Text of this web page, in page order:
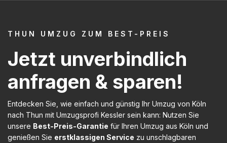
THUN UMZUG ZUM BEST-PREIS
Jetzt unverbindlich
anfragen & sparen!
Entdecken Sie, wie einfach und günstig Ihr Umzug von Köln
nach Thun mit Umzugsprofi Kessler sein kann: Nutzen Sie
unsere Best-Preis-Garantie für Ihren Umzug aus Köln und
genießen Sie erstklassigen Service zu unschlagbaren